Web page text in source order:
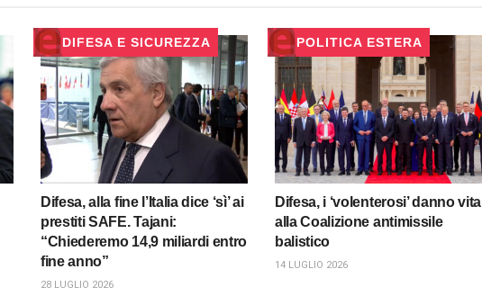
DIFESA E SICUREZZA
Difesa, alla fine l’Italia dice ‘sì’ ai
prestiti SAFE. Tajani:
“Chiederemo 14,9 miliardi entro
fine anno”
28 LUGLIO 2026
POLITICA ESTERA
Difesa, i ‘volenterosi’ danno vita
alla Coalizione antimissile
balistico
14 LUGLIO 2026